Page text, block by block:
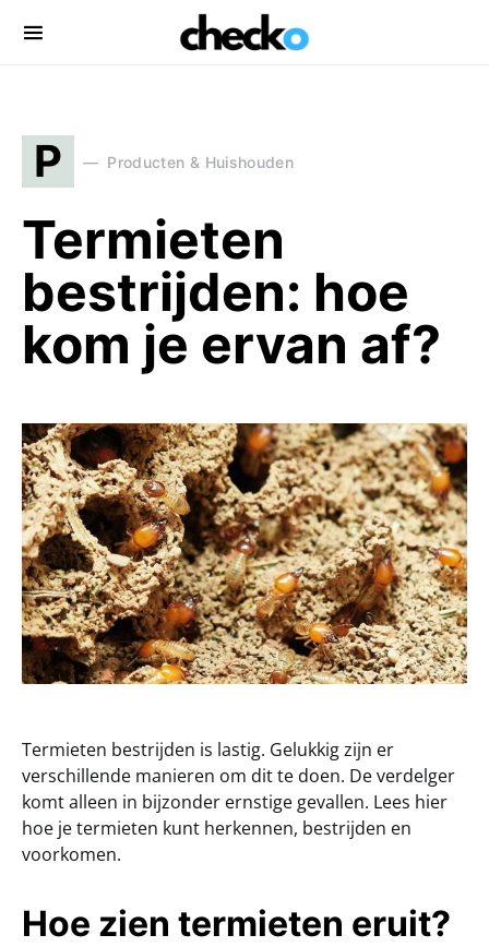
Search for:
P Producten & Huishouden
Termieten
bestrijden: hoe
kom je ervan af?
Termieten bestrijden is lastig. Gelukkig zijn er
verschillende manieren om dit te doen. De verdelger
komt alleen in bijzonder ernstige gevallen. Lees hier
hoe je termieten kunt herkennen, bestrijden en
voorkomen.
Hoe zien termieten eruit?